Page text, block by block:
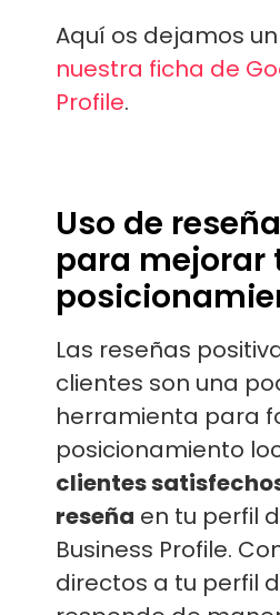
Aquí os dejamos
nuestra ficha de
Profile.
Uso de
para mejorar
Las reseñas
clientes son una
herramienta para
posicionamiento
clientes
reseña en tu perfil
Business Profile.
directos a tu perfil